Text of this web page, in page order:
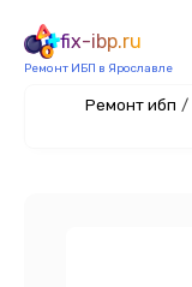
fix-ibp.ru
Ремонт ИБП в Ярославле
Ремонт ибп /